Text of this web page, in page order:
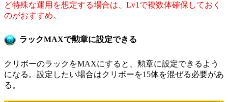
ど特殊な運用を想定する場合は、Lv1で複数体確保しておく
のがおすすめ。
ラックMAXで勲章に設定できる
クリボーのラックをMAXにすると、勲章に設定できるよう
になる。設定したい場合はクリボーを15体を混ぜる必要があ
る。